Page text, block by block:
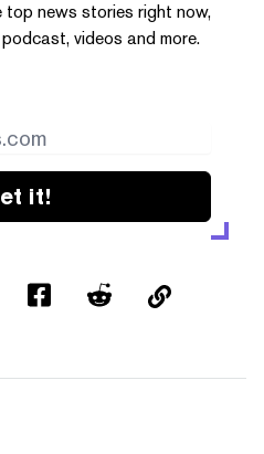
news stories right now,
videos and more.
it!